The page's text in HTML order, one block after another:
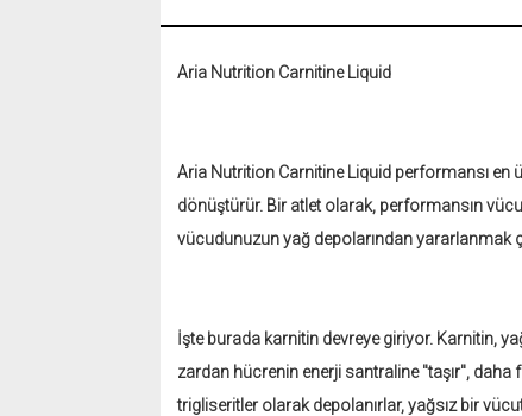
Aria Nutrition Carnitine Liquid
Aria Nutrition Carnitine Liquid performansı en
dönüştürür. Bir atlet olarak, performansın
vücudunuzun yağ depolarından yararlanmak
İşte burada karnitin devreye giriyor. Karnitin,
zardan hücrenin enerji santraline "taşır",
trigliseritler olarak depolanırlar, yağsız bir